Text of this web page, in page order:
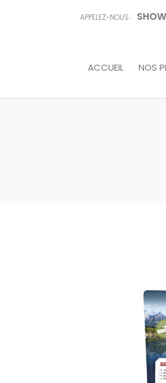
APPELEZ-NOUS :
ACCUEIL NOS